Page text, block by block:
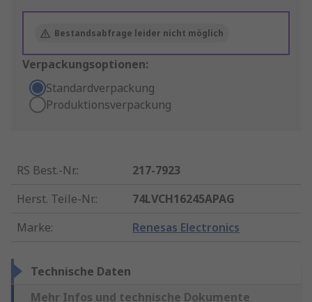
Bestandsabfrage leider nicht möglich
Verpackungsoptionen:
Standardverpackung
Produktionsverpackung
RS Best.-Nr.:
217-7923
Herst. Teile-Nr.:
74LVCH16245APAG
Marke: Renesas Electronics
Technische Daten
Mehr Infos und technische Dokumente